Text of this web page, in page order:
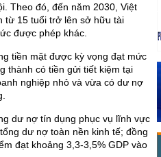
Theo đó, đến năm 2030, Việt
từ 15 tuổi trở lên sở hữu tài
được phép khác.
tiền mặt được kỳ vọng đạt mức
thành có tiền gửi tiết kiệm tại
nghiệp nhỏ và vừa có dư nợ
dư nợ tín dụng phục vụ lĩnh vực
dư nợ toàn nền kinh tế; đồng
đạt khoảng 3,3-3,5% GDP vào